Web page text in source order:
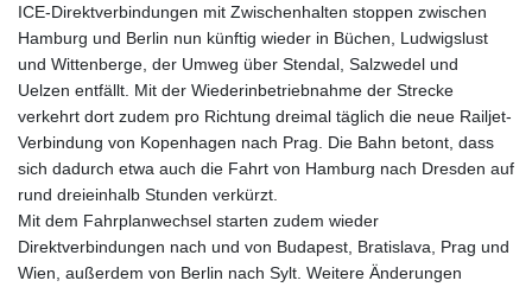
ICE-Direktverbindungen mit Zwischenhalten stoppen zwischen
Hamburg und Berlin nun künftig wieder in Büchen, Ludwigslust
und Wittenberge, der Umweg über Stendal, Salzwedel und
Uelzen entfällt. Mit der Wiederinbetriebnahme der Strecke
verkehrt dort zudem pro Richtung dreimal täglich die neue Railjet-
Verbindung von Kopenhagen nach Prag. Die Bahn betont, dass
sich dadurch etwa auch die Fahrt von Hamburg nach Dresden auf
rund dreieinhalb Stunden verkürzt.
Mit dem Fahrplanwechsel starten zudem wieder
Direktverbindungen nach und von Budapest, Bratislava, Prag und
Wien, außerdem von Berlin nach Sylt. Weitere Änderungen